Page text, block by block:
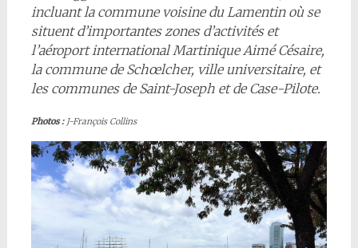
incluant la commune voisine du Lamentin où se
situent d’importantes zones d’activités et
l’aéroport international Martinique Aimé Césaire,
la commune de Schœlcher, ville universitaire, et
les communes de Saint-Joseph et de Case-Pilote.
Photos : J-François Collins